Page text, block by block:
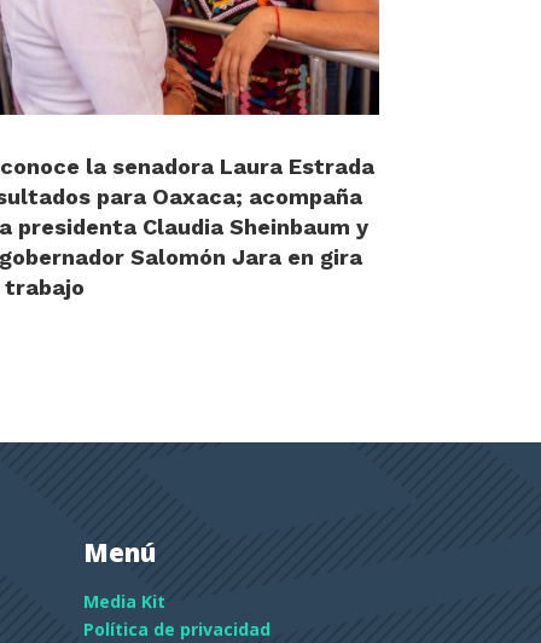
la senadora Laura Estrada
para Oaxaca; acompaña
presidenta Claudia Sheinbaum y
Salomón Jara en gira
trabajo
Menú
Media Kit
Política de privacidad